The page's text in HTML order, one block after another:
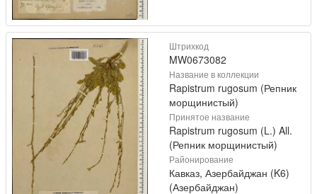
Штрихкод
MW0673082
Название в коллекции
Rapistrum rugosum (Репник
морщинистый)
Принятое название
Rapistrum rugosum (L.) All.
(Репник морщинистый)
Районирование
Кавказ, Азербайджан (K6)
(Азербайджан)